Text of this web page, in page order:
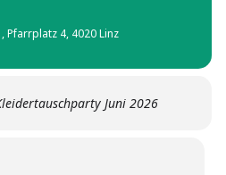
, Pfarrplatz 4, 4020 Linz